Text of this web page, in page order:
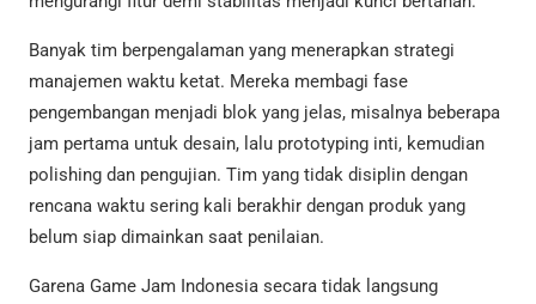
Banyak tim berpengalaman yang menerapkan strategi
manajemen waktu ketat. Mereka membagi fase
pengembangan menjadi blok yang jelas, misalnya beberapa
jam pertama untuk desain, lalu prototyping inti, kemudian
polishing dan pengujian. Tim yang tidak disiplin dengan
rencana waktu sering kali berakhir dengan produk yang
belum siap dimainkan saat penilaian.
Garena Game Jam Indonesia secara tidak langsung